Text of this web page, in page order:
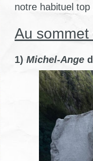
notre habituel
Au
1) Michel-Ange